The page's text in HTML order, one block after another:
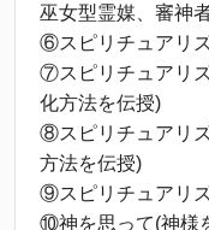
巫女型霊媒、審神
⑥スピリチュアリ
⑦スピリチュアリ
化方法を伝授)
⑧スピリチュアリ
方法を伝授)
⑨スピリチュアリ
⑩神を思って(神様